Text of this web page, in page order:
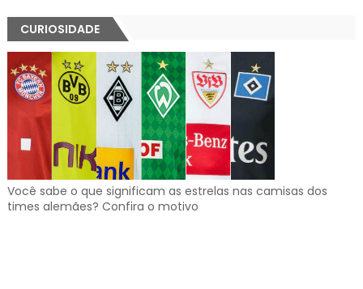
CURIOSIDADE
Você sabe o que significam as estrelas nas camisas dos
times alemães? Confira o motivo